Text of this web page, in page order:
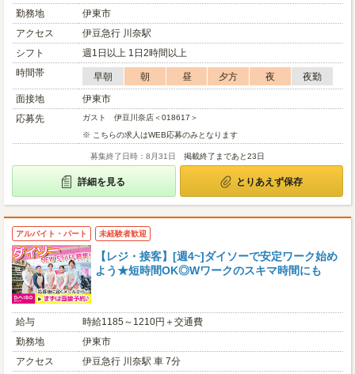
勤務地
伊東市
アクセス
伊豆急行 川奈駅
シフト
週1日以上 1日2時間以上
時間帯
早朝 朝 昼 夕方 夜
夜勤
面接地
伊東市
応募先
ガスト 伊豆川奈店＜018617＞
※ こちらの求人はWEB応募のみとなります
募集終了日時：8月31日 掲載終了まであと23日
詳細を見る とりあえず保存
アルバイト・パート 未経験者歓迎
【レジ・接客】[週4~]ダイソーで安定ワーク始め
よう★短時間OK◎Wワークのスキマ時間にも
給与
時給1185～1210円＋交通費
勤務地
伊東市
アクセス
伊豆急行 川奈駅 車 7分